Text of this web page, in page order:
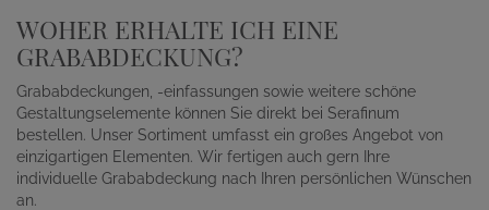
WOHER ERHALTE ICH EINE
GRABABDECKUNG?
Grababdeckungen, -einfassungen sowie weitere schöne
Gestaltungselemente können Sie direkt bei Serafinum
bestellen. Unser Sortiment umfasst ein großes Angebot von
einzigartigen Elementen. Wir fertigen auch gern Ihre
individuelle Grababdeckung nach Ihren persönlichen Wünschen
an.